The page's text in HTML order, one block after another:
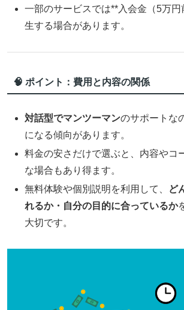
一部のサービスでは**入会金（5万円
生する場合があります。
🧠 ポイント：費用と内容の関係
対話型でマンツーマンのサポートな
になる傾向があります。
料金の安さだけで選ぶと、内容やコ
な場合もあり得ます。
無料体験や個別説明を利用して、
ど
れるか・自分の目的に合っているか
大切です。